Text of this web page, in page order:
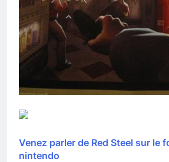
Venez parler de Red Steel sur le
nintendo